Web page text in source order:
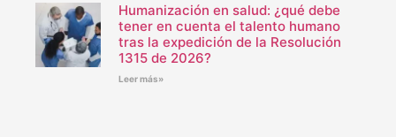
Humanización en salud: ¿qué debe
tener en cuenta el talento humano
tras la expedición de la Resolución
1315 de 2026?
Leer más»